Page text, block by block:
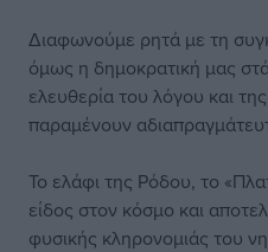
Διαφωνούμε ρητά με τη
όμως η δημοκρατική μας
ελευθερία του λόγου και
παραμένουν
Το ελάφι της Ρόδου, το
είδος στον κόσμο και
φυσικής κληρονομιάς του